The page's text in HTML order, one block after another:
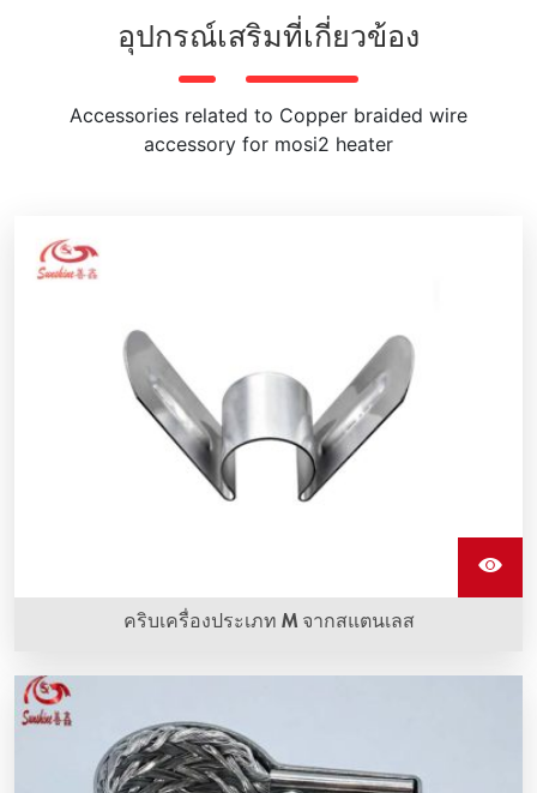
อุปกรณ์เสริมที่เกี่ยวข้อง
Accessories related to Copper braided wire
accessory for mosi2 heater
คริบเครื่องประเภท M จากสแตนเลส
คริบเครื่องประเภท M จากสแตนเลสเป็นอุปกรณ์ที่ใช้ครอบองค์
ประกอบทำความร้อนซิลิคอนคาร์บิดและทำจากสแตนเลส
คุณภาพดี